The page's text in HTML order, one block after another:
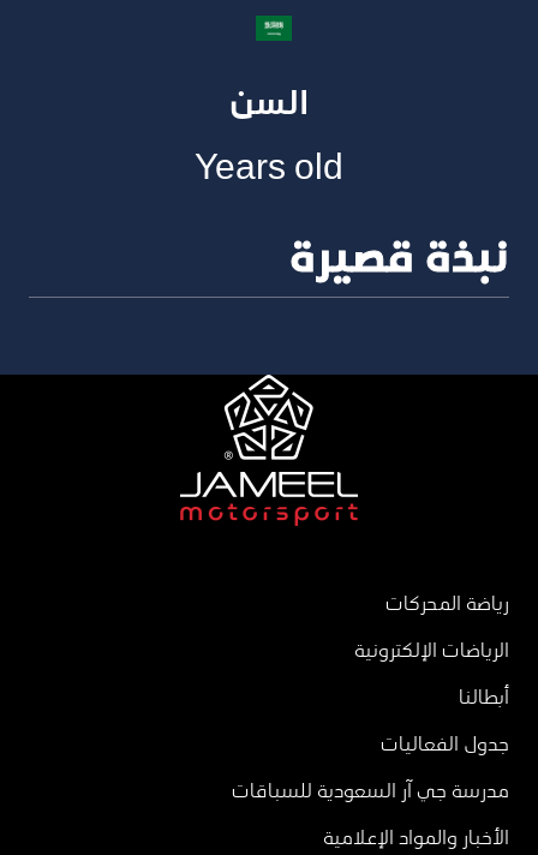
السن
Years old
نبذة قصيرة
رياضة المحركات
الرياضات الإلكترونية
أبطالنا
جدول الفعاليات
مدرسة جي آر السعودية للسباقات
الأخبار والمواد الإعلامية